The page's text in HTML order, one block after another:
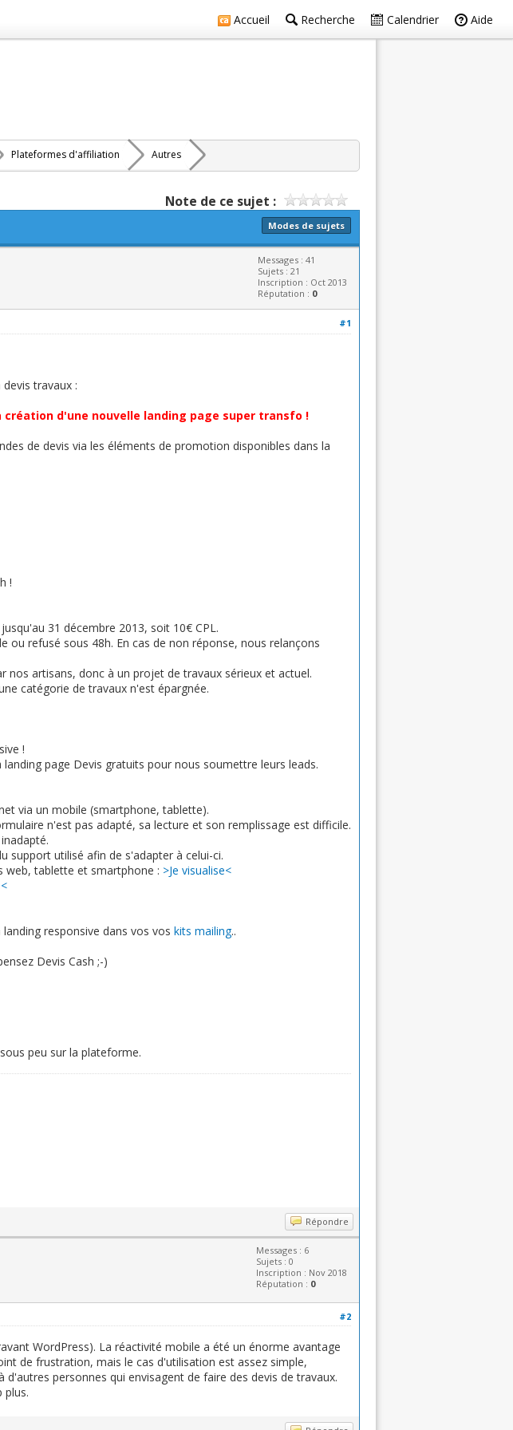
Accueil Recherche Calendrier Aide
Plateformes d'affiliation Autres
Note de ce sujet :
Modes de sujets
Messages : 41
Sujets : 21
Inscription : Oct 2013
Réputation : 0
#1
travaux :
création d'une nouvelle landing page super transfo !
de devis via les éléments de promotion disponibles dans la
!
31 décembre 2013, soit 10€ CPL.
refusé sous 48h. En cas de non réponse, nous relançons
nos artisans, donc à un projet de travaux sérieux et actuel.
catégorie de travaux n'est épargnée.
!
page Devis gratuits pour nous soumettre leurs leads.
via un mobile (smartphone, tablette).
n'est pas adapté, sa lecture et son remplissage est difficile.
support utilisé afin de s'adapter à celui-ci.
web, tablette et smartphone : >Je visualise<
responsive dans vos vos kits mailing..
Devis Cash ;-)
peu sur la plateforme.
Répondre
Messages : 6
Sujets : 0
Inscription : Nov 2018
Réputation : 0
#2
WordPress). La réactivité mobile a été un énorme avantage
de frustration, mais le cas d'utilisation est assez simple,
d'autres personnes qui envisagent de faire des devis de travaux.
plus.